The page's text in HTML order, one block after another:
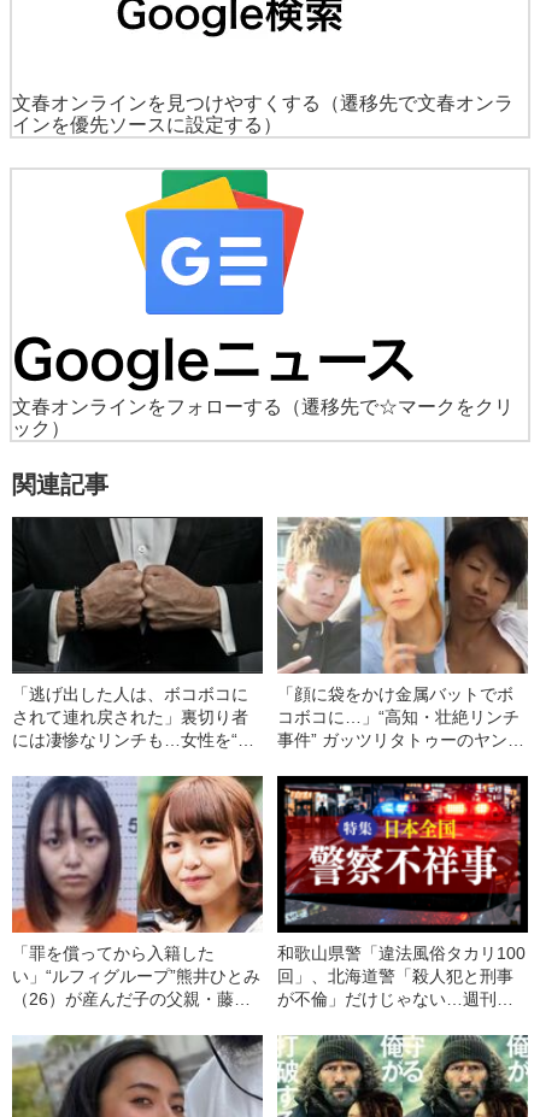
文春オンラインを見つけやすくする
（遷移先で文春オンラ
インを優先ソースに設定する）
文春オンラインをフォローする
（遷移先で☆マークをクリ
ック）
関連記事
「逃げ出した人は、ボコボコに
されて連れ戻された」裏切り者
には凄惨なリンチも…女性を“風
ープのヤバすぎる実態
「顔に袋をかけ金属バットでボ
コボコに…」“高知・壮絶リンチ
事件” ガッツリタトゥーのヤンキ
のワル”が犯した「ヤバすぎるト
ラブル」
「罪を償ってから入籍した
い」“ルフィグループ”熊井ひとみ
（26）が産んだ子の父親・藤田
《フィリピン悪夢の3年半》「拳
銃を突きつけられ、“脱退者”が耳
を切り落とされる動画を…」
和歌山県警「違法風俗タカリ100
回」、北海道警「殺人犯と刑事
が不倫」だけじゃない…週刊文